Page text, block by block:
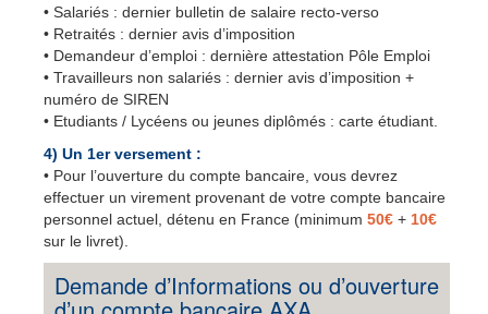
• Salariés : dernier bulletin de salaire recto-verso
• Retraités : dernier avis d’imposition
• Demandeur d’emploi : dernière attestation Pôle Emploi
• Travailleurs non salariés : dernier avis d’imposition +
numéro de SIREN
• Etudiants / Lycéens ou jeunes diplômés : carte étudiant.
4) Un 1er versement :
• Pour l’ouverture du compte bancaire, vous devrez
effectuer un virement provenant de votre compte bancaire
personnel actuel, détenu en France (minimum 50€ + 10€
sur le livret).
Demande d’Informations ou d’ouverture